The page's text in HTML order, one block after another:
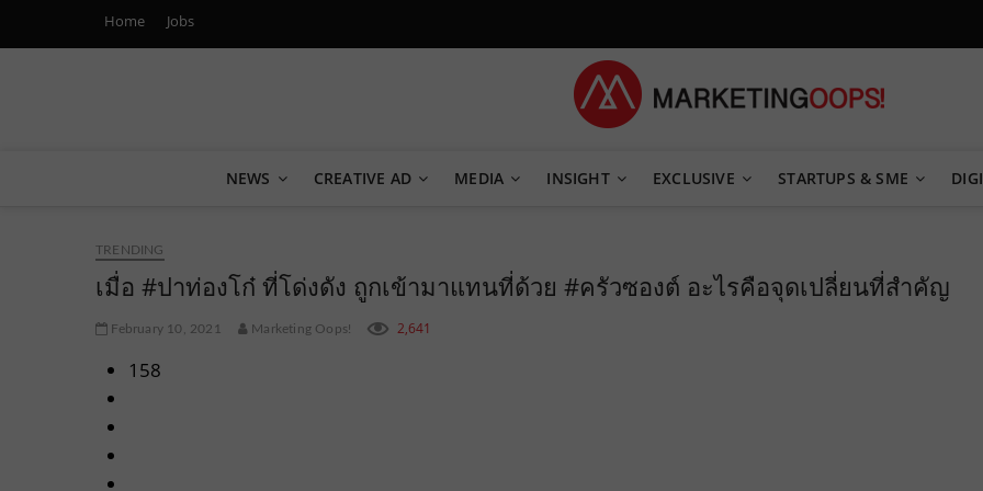
Home Jobs
Marketing Oops!
NEWS CREATIVE AD MEDIA INSIGHT EXCLUSIVE STARTUPS & SME
TRENDING
เมื่อ #ปาท่องโก๋ ที่โด่งดัง ถูกเข้ามาแทนที่ด้วย #ครัวซองต์ อะไรคือจุดเปลี่ยนที่สำคัญ
February 10, 2021 Marketing Oops! 2,641
158